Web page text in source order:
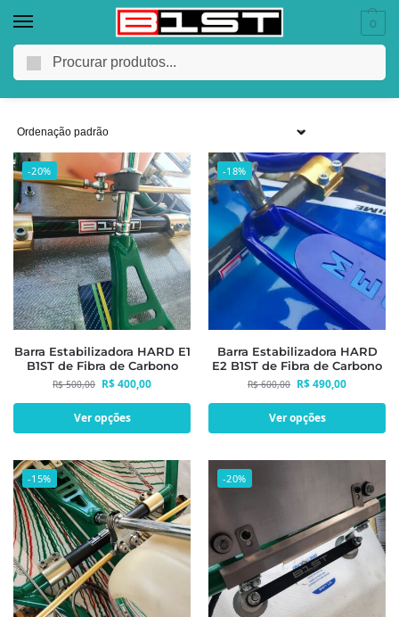
0
Barras Estabilizadoras
-20%
Barra Estabilizadora HARD E1
B1ST de Fibra de Carbono
R$500,00 R$400,00
Ver opções
-18%
Barra Estabilizadora HARD
E2 B1ST de Fibra de Carbono
R$600,00 R$490,00
Ver opções
-15% -20%